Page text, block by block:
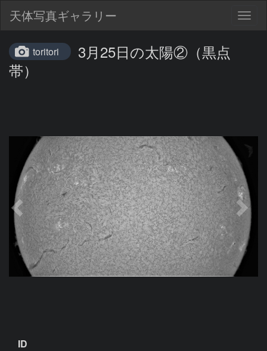
天体写真ギャラリー
toritori
3月25日の太陽②（黒点
帯）
ID